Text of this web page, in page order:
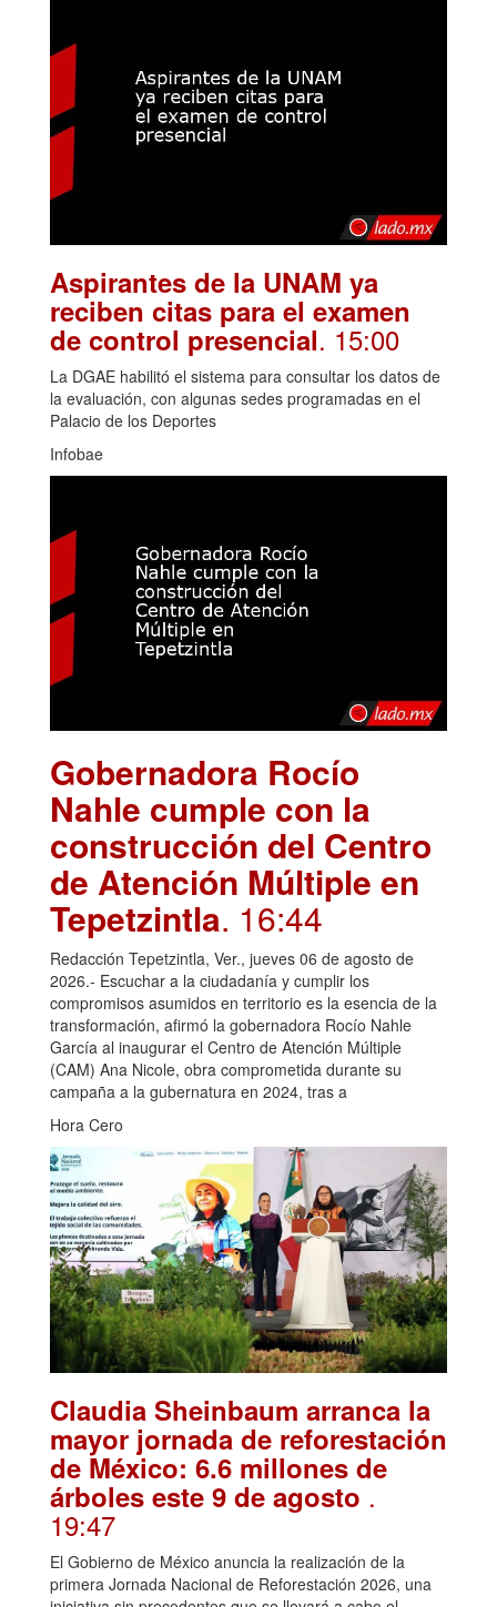
Aspirantes de la UNAM ya
reciben citas para el examen
de control presencial. 15:00
La DGAE habilitó el sistema para consultar los datos de
la evaluación, con algunas sedes programadas en el
Palacio de los Deportes
Infobae
Gobernadora Rocío
Nahle cumple con la
construcción del Centro
de Atención Múltiple en
Tepetzintla. 16:44
Redacción Tepetzintla, Ver., jueves 06 de agosto de
2026.- Escuchar a la ciudadanía y cumplir los
compromisos asumidos en territorio es la esencia de la
transformación, afirmó la gobernadora Rocío Nahle
García al inaugurar el Centro de Atención Múltiple
(CAM) Ana Nicole, obra comprometida durante su
campaña a la gubernatura en 2024, tras a
Hora Cero
Claudia Sheinbaum arranca la
mayor jornada de reforestación
de México: 6.6 millones de
árboles este 9 de agosto .
19:47
El Gobierno de México anuncia la realización de la
primera Jornada Nacional de Reforestación 2026, una